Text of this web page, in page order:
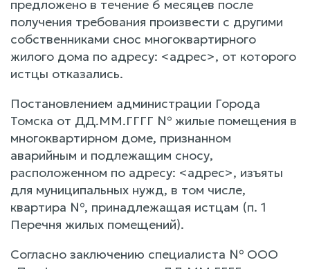
предложено в течение 6 месяцев после
получения требования произвести с другими
собственниками снос многоквартирного
жилого дома по адресу: <адрес>, от которого
истцы отказались.
Постановлением администрации Города
Томска от ДД.ММ.ГГГГ № жилые помещения в
многоквартирном доме, признанном
аварийным и подлежащим сносу,
расположенном по адресу: <адрес>, изъяты
для муниципальных нужд, в том числе,
квартира №, принадлежащая истцам (п. 1
Перечня жилых помещений).
Согласно заключению специалиста № ООО